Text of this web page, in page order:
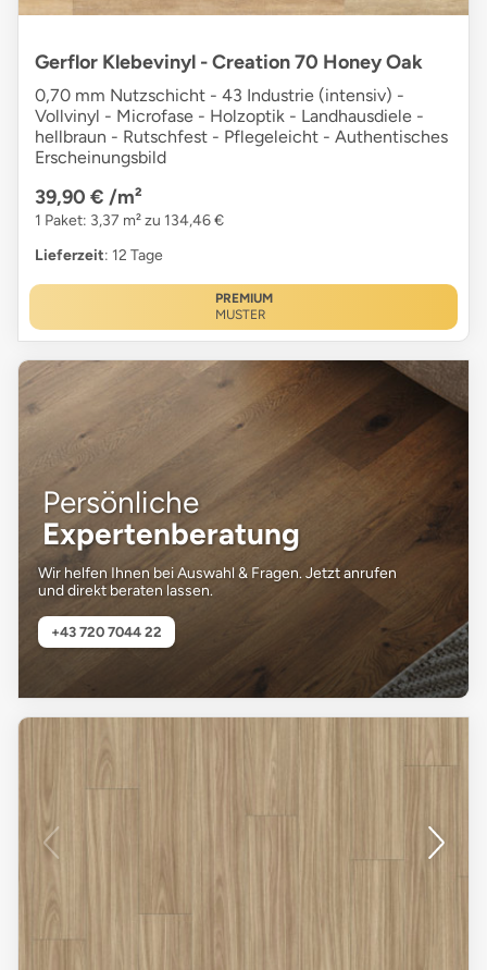
Gerflor Klebevinyl - Creation 70 Honey Oak
0,70 mm Nutzschicht - 43 Industrie (intensiv) -
Vollvinyl - Microfase - Holzoptik - Landhausdiele -
hellbraun - Rutschfest - Pflegeleicht - Authentisches
Erscheinungsbild
39,90 € /m²
1 Paket: 3,37 m² zu 134,46 €
Lieferzeit: 12 Tage
PREMIUM
MUSTER
Persönliche
Expertenberatung
Wir helfen Ihnen bei Auswahl & Fragen. Jetzt anrufen
und direkt beraten lassen.
+43 720 7044 22